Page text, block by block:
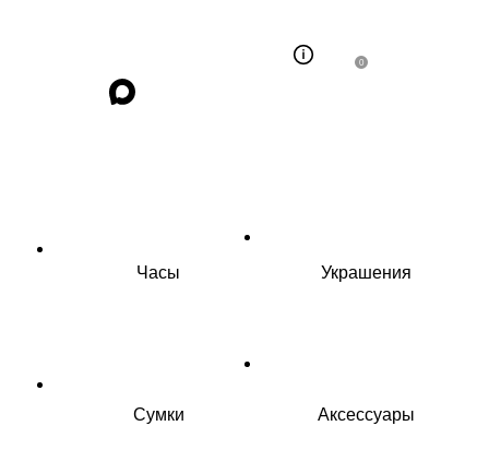
0
Часы Украшения
Сумки Аксессуары